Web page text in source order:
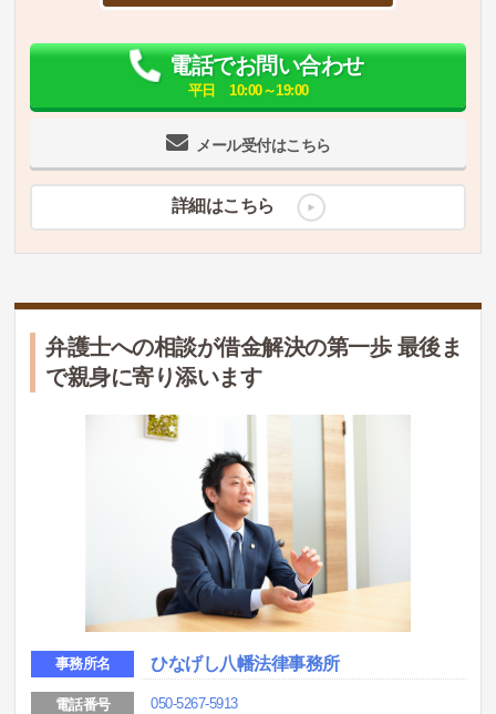
メール受付はこちら
電話でお問い合わせ
平日 10:00～19:00
詳細はこちら
弁護士への相談が借金解決の第一歩 最後ま
で親身に寄り添います
事務所名 ひなげし八幡法律事務所
電話番号 050-5267-5913